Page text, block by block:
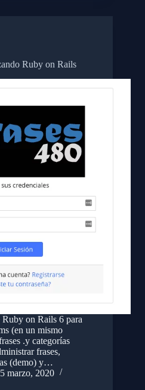
Ruby on Rails
on Rails 6 para
(en un mismo
.y categorías
frases,
(demo) y…
5 marzo, 2020